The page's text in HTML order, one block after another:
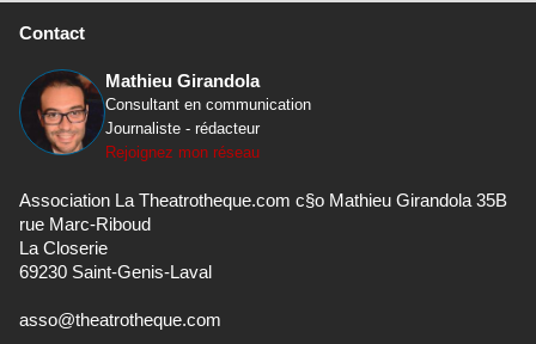
Contact
Mathieu Girandola
Consultant en communication
Journaliste - rédacteur
Rejoignez mon réseau
Association La Theatrotheque.com c§o Mathieu Girandola 35B
rue Marc-Riboud
La Closerie
69230 Saint-Genis-Laval
asso@theatrotheque.com